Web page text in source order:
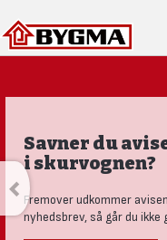
Se vores nye univers med
håndværker.